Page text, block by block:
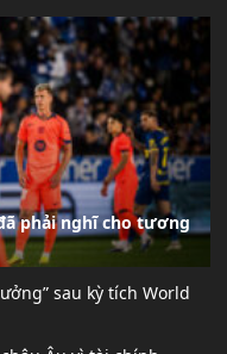
phải nghĩ cho tương
sau kỳ tích World